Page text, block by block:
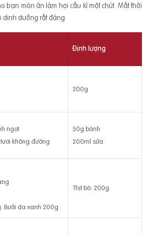
bạn món ăn làm hơi cầu kì một chút. Mất thời
dưỡng rất đáng
Định lượng
200g
ngọt
không đường
50g bánh
200ml sữa
Bưởi da xanh 200g
Thịt bò: 200g